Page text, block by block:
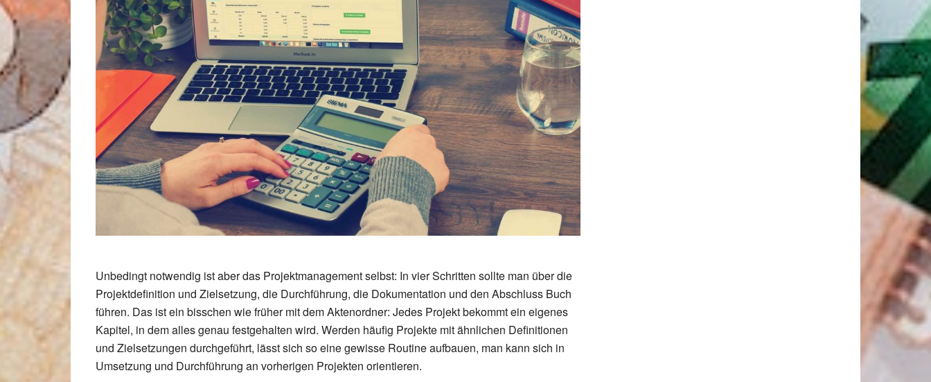
Unbedingt notwendig ist aber das Projektmanagement selbst: In vier Schritten sollte man über die
Projektdefinition und Zielsetzung, die Durchführung, die Dokumentation und den Abschluss Buch
führen. Das ist ein bisschen wie früher mit dem Aktenordner: Jedes Projekt bekommt ein eigenes
Kapitel, in dem alles genau festgehalten wird. Werden häufig Projekte mit ähnlichen Definitionen
und Zielsetzungen durchgeführt, lässt sich so eine gewisse Routine aufbauen, man kann sich in
Umsetzung und Durchführung an vorherigen Projekten orientieren.